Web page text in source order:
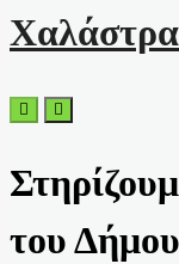
του